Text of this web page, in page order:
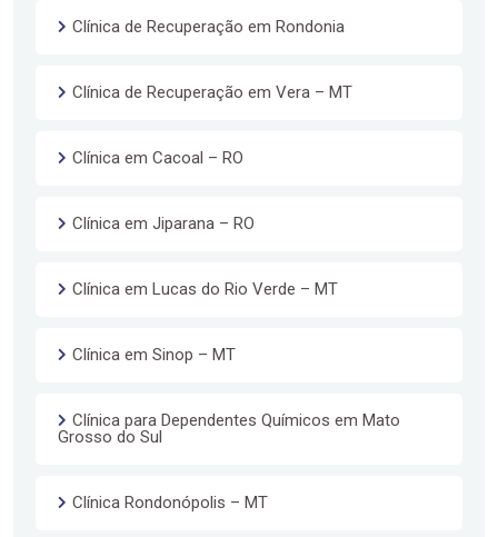
Clínica de Recuperação em Rondonia
Clínica de Recuperação em Vera – MT
Clínica em Cacoal – RO
Clínica em Jiparana – RO
Clínica em Lucas do Rio Verde – MT
Clínica em Sinop – MT
Clínica para Dependentes Químicos em Mato
Grosso do Sul
Clínica Rondonópolis – MT